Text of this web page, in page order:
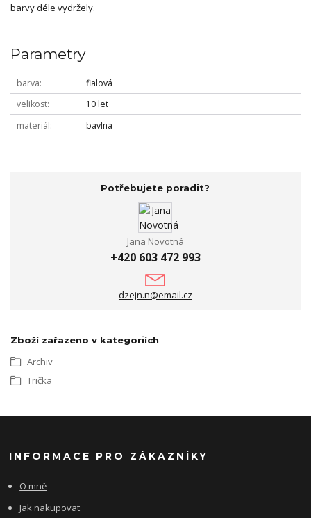
barvy déle vydržely.
Parametry
barva
fialová
velikost
10 let
materiál
bavlna
Potřebujete poradit?
Jana Novotná
+420 603 472 993
dzejn.n@email.cz
Zboží zařazeno v kategoriích
Archiv
Trička
INFORMACE PRO ZÁKAZNÍKY
O mně
Jak nakupovat